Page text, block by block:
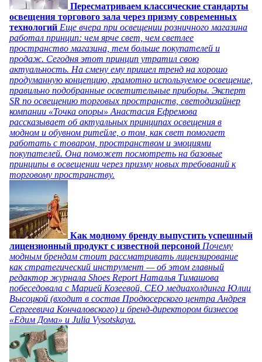
Пересматриваем классические стандарты
освещения торгового зала через призму современных
технологий Еще вчера при освещении розничного магазина
работал принцип: чем ярче свет, чем светлее
пространство магазина, тем больше покупателей и
продаж. Сегодня этот принцип утратил свою
актуальность. На смену ему пришел тренд на хорошо
продуманную концепцию, грамотно используемое освещение,
правильно подобранные осветительные приборы. Эксперт
SR по освещению торговых пространств, светодизайнер
компании «Точка опоры» Анастасия Ефремова
рассказывает об актуальных принципах освещения в
модном и обувном ритейле, о том, как свет помогает
работать с товаром, пространством и эмоциями
покупателей. Она поможет посмотреть на базовые
принципы в освещении через призму новых требований к
торговому пространству.
Как модному бренду выпустить успешный
лицензионный продукт с известной персоной Почему
модным брендам стоит рассматривать лицензирование
как стратегический инструмент — об этом главный
редактор журнала Shoes Report Наталья Тимашова
побеседовала с Марией Козеевой, СЕО медиахолдинга Юлии
Высоцкой (входит в состав Продюсерского центра Андрея
Сергеевича Кончаловского) и бренд-директором бизнесов
«Едим Дома» и Julia Vysotskaya.